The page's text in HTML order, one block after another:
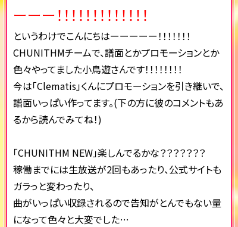
ーーー！！！！！！！！！！！！！
というわけでこんにちはーーーーー！！！！！！！
CHUNITHMチームで、譜面とかプロモーションとか
色々やってました小鳥遊さんです！！！！！！！！
今は「Clematis」くんにプロモーションを引き継いで、
譜面いっぱい作ってます。(下の方に彼のコメントもあ
るから読んでみてね！)
「CHUNITHM NEW」楽しんでるかな？？？？？？？
稼働までには生放送が2回もあったり、公式サイトも
ガラっと変わったり、
曲がいっぱい収録されるので告知がとんでもない量
になって色々と大変でした…